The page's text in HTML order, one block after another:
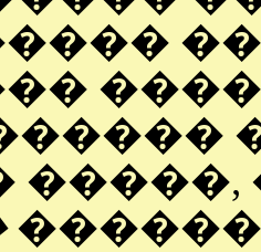
�����,
������